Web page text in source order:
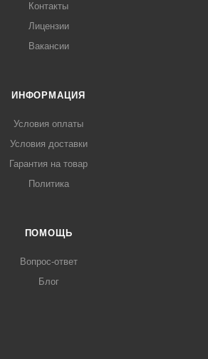
Контакты
Лицензии
Вакансии
ИНФОРМАЦИЯ
Условия оплаты
Условия доставки
Гарантия на товар
Политика
ПОМОЩЬ
Вопрос-ответ
Блог